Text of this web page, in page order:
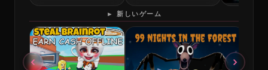
► 新しいゲーム